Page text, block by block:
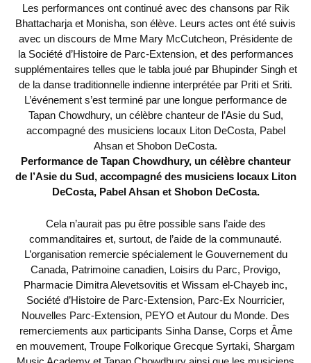
Les performances ont continué avec des chansons par Rik
Bhattacharja et Monisha, son élève. Leurs actes ont été suivis
avec un discours de Mme Mary McCutcheon, Présidente de
la Société d’Histoire de Parc-Extension, et des performances
supplémentaires telles que le tabla joué par Bhupinder Singh et
de la danse traditionnelle indienne interprétée par Priti et Sriti.
L’événement s’est terminé par une longue performance de
Tapan Chowdhury, un célèbre chanteur de l’Asie du Sud,
accompagné des musiciens locaux Liton DeCosta, Pabel
Ahsan et Shobon DeCosta.
Performance de Tapan Chowdhury, un célèbre chanteur
de l’Asie du Sud, accompagné des musiciens locaux Liton
DeCosta, Pabel Ahsan et Shobon DeCosta.
Cela n’aurait pas pu être possible sans l’aide des
commanditaires et, surtout, de l’aide de la communauté.
L’organisation remercie spécialement le Gouvernement du
Canada, Patrimoine canadien, Loisirs du Parc, Provigo,
Pharmacie Dimitra Alevetsovitis et Wissam el-Chayeb inc,
Société d’Histoire de Parc-Extension, Parc-Ex Nourricier,
Nouvelles Parc-Extension, PEYO et Autour du Monde. Des
remerciements aux participants Sinha Danse, Corps et Âme
en mouvement, Troupe Folkorique Grecque Syrtaki, Shargam